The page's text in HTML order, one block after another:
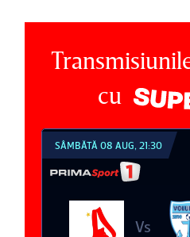
cu
SÂMBĂTĂ 08 AUG, 21:30
Vs